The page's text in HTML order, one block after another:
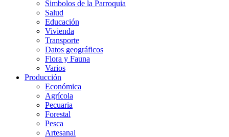
Simbolos de la Parroquia
Salud
Educación
Vivienda
Transporte
Datos geográficos
Flora y Fauna
Varios
Producción
Económica
Agrícola
Pecuaria
Forestal
Pesca
Artesanal